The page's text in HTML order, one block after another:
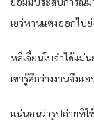
เยว่หานแต่งออกไปย่
หลี่เจี้ยนโบจำได้แม่
เขารู้สึกว่างงานจึงแ
แน่นอนว่ารูปถ่ายที่ใช้